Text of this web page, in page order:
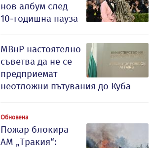
нов албум след
10-годишна пауза
МВнР настоятелно
съветва да не се
предприемат
неотложни пътувания до Куба
Обновена
Пожар блокира
АМ „Тракия“: